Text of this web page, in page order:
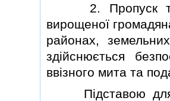
2. Пропуск та
вирощеної
районах,
здiйснюється
ввiзного мита та
Пiдставою для